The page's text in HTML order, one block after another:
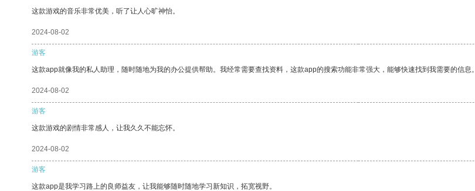
这款游戏的音乐非常优美，听了让人心旷神怡。
2024-08-02
游客
这款app就像我的私人助理，随时随地为我的办公提供帮助。我经常需要查找资料，这款app的搜索功能非常强大，能够快速找到我需要的信息。
2024-08-02
游客
这款游戏的剧情非常感人，让我久久不能忘怀。
2024-08-02
游客
这款app是我学习路上的良师益友，让我能够随时随地学习新知识，拓宽视野。